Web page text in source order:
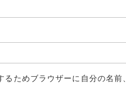
るためブラウザーに自分の名